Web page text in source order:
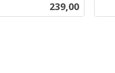
Pris
239,00